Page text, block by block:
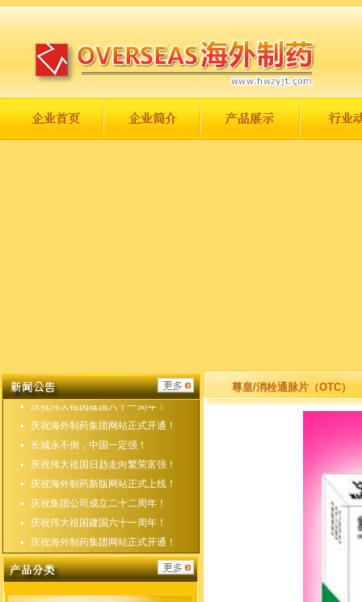
庆祝集团公司成立二十二周年！
庆祝伟大祖国建国六十一周年！
庆祝海外制药集团网站正式开通！
长城永不倒，中国一定强！
庆祝伟大祖国日趋走向繁荣富强！
庆祝海外制药新版网站正式上线！
庆祝集团公司成立二十二周年！
庆祝伟大祖国建国六十一周年！
庆祝海外制药集团网站正式开通！
尊皇/消栓通脉片（OTC）